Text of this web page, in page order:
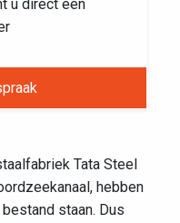
u direct een
Tata Steel
hebben
staan. Dus